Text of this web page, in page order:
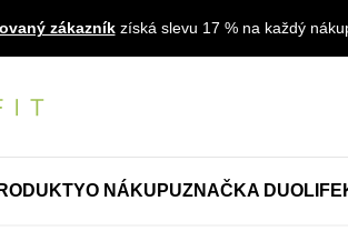
zákazníkzíská slevu 17 % na každý
O NÁKUPUZNAČKA DUOLIFE